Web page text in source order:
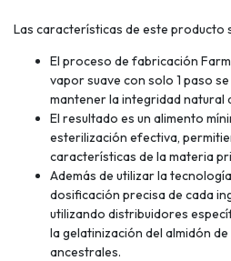
Las características de este producto
El proceso de fabricación
vapor suave con solo 1 paso
mantener la integridad natural
El resultado es un alimento
esterilización efectiva,
características de la materia
Además de utilizar la
dosificación precisa de cada
utilizando distribuidores
la gelatinización del almidón
ancestrales.